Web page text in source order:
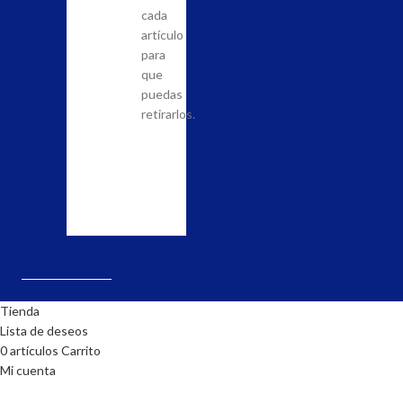
posibilidad
productos
nuestra
cada
artículo
para
que
puedas
retirarlos.
Tienda
Lista de deseos
0artículos Carrito
Mi cuenta